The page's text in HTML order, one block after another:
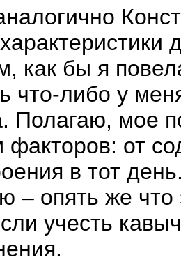
как бы я
что-либо у
Полагаю, мое
факторов: от
в тот
– опять же что
учесть